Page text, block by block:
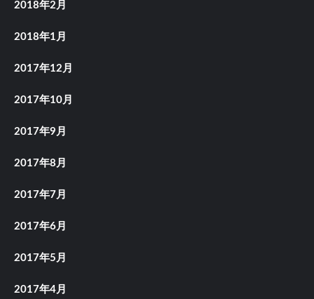
2018年2月
2018年1月
2017年12月
2017年10月
2017年9月
2017年8月
2017年7月
2017年6月
2017年5月
2017年4月